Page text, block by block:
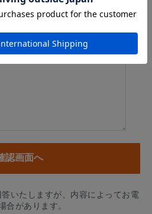
、納期・お届けに関するお問い合
都道府県を必ずご記入ください。
いたしますが、内容によってお電
合があります。